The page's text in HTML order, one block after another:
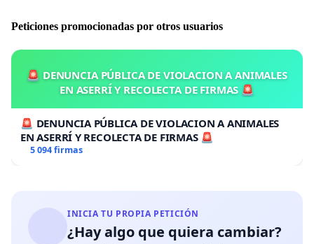
Peticiones promocionadas por otros usuarios
🚨 DENUNCIA PÚBLICA DE VIOLACION A ANIMALES
EN ASERRÍ Y RECOLECTA DE FIRMAS 🚨
🚨 DENUNCIA PÚBLICA DE VIOLACION A ANIMALES
EN ASERRÍ Y RECOLECTA DE FIRMAS 🚨
5 094 firmas
INICIA TU PROPIA PETICIÓN
¿Hay algo que quiera cambiar?